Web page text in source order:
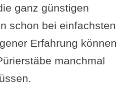
ganz günstigen
schon bei einfachsten
Erfahrung können
manchmal